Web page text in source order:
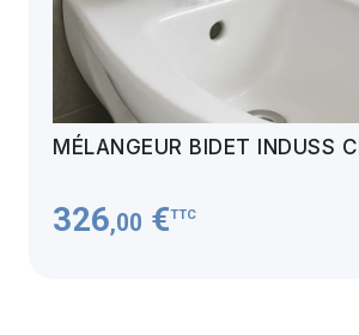
MÉLANGEUR BIDET INDUSS
326,00 €TTC